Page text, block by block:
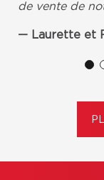
de vente de
Laurette et